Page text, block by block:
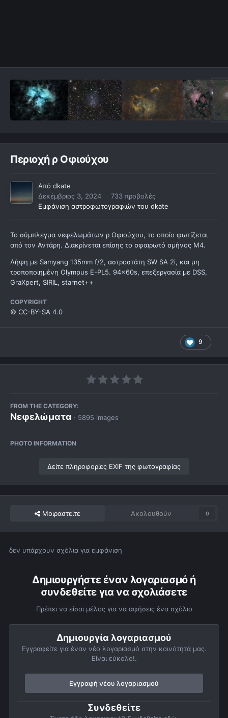
Περιοχή ρ Οφιούχου
Από dkate
Δεκέμβριος 3, 2024
733 προβολές
Εμφάνιση αστροφωτογραφιών του dkate
Το σύμπλεγμα νεφελωμάτων ρ Οφιούχου, το οποίο φωτίζεται
από τον Αντάρη. Διακρίνεται επίσης το σφαιρωτό σμήνος Μ4.
Λήψη με Samyang 135mm f/2, αστροστάτη SW SA 2i, και μη
τροποποιημένη Olympus E-PL5. 94x60s, επεξεργασία με DSS,
GraXpert, SIRIL, starnet++
COPYRIGHT
© CC-BY-SA 4.0
9
FROM THE CATEGORY:
Νεφελώματα · 5895 images
PHOTO INFORMATION
Δείτε πληροφορίες EXIF της φωτογραφίας
Μοιραστείτε Ακολουθούν 0
δεν υπάρχουν σχόλια για εμφάνιση
Δημιουργήστε έναν λογαριασμό ή
συνδεθείτε για να σχολιάσετε
Πρέπει να είσαι μέλος για να αφήσεις ένα σχόλιο
Δημιουργία λογαριασμού
Εγγραφείτε για έναν νέο λογαριασμό στην κοινότητά μας.
Είναι εύκολο!.
Εγγραφή νέου λογαριασμού
Συνδεθείτε